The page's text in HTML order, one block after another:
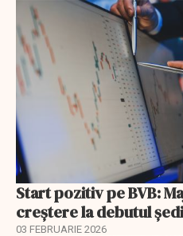
Start pozitiv pe BVB:
creştere la debutul
03 FEBRUARIE 2026